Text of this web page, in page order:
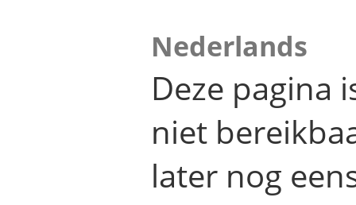
Nederlands
Deze pagina
niet
later nog